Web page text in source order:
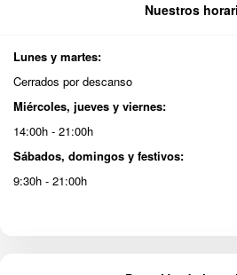
Nuestros
Lunes y martes:
Cerrados por descanso
Miércoles, jueves y viernes:
14:00h - 21:00h
Sábados, domingos y festivos:
9:30h - 21:00h